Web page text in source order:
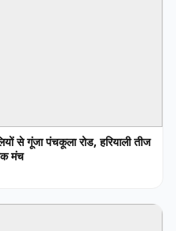
से गूंजा पंचकूला रोड, हरियाली तीज
मंच